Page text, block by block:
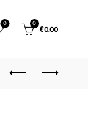
0 0
€0.00